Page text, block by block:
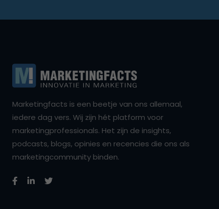
Marketingfacts is een beetje van ons allemaal,
iedere dag vers. Wij zijn hét platform voor
marketingprofessionals. Het zijn de insights,
podcasts, blogs, opinies en recencies die ons als
marketingcommunity binden.